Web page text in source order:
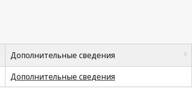
Дополнительные сведения
Дополнительные сведения